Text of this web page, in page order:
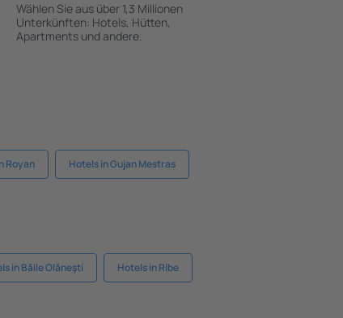
Wählen Sie aus über 1,3 Millionen
Unterkünften: Hotels, Hütten,
Apartments und andere.
Royan Hotels in Gujan Mestras
in Băile Olăneşti Hotels in Ribe